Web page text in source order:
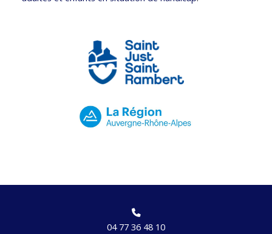
04 77 36 48 10